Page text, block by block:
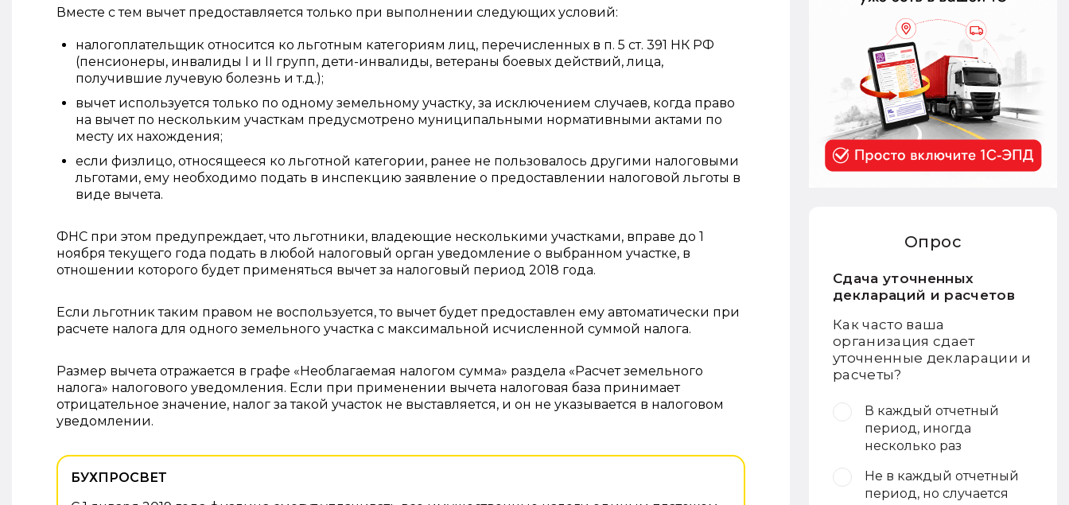
Вместе с тем вычет предоставляется только при выполнении следующих условий:
налогоплательщик относится ко льготным категориям лиц, перечисленных в п. 5 ст. 391 НК РФ
(пенсионеры, инвалиды I и II групп, дети-инвалиды, ветераны боевых действий, лица,
получившие лучевую болезнь и т.д.);
вычет используется только по одному земельному участку, за исключением случаев, когда право
на вычет по нескольким участкам предусмотрено муниципальными нормативными актами по
месту их нахождения;
если физлицо, относящееся ко льготной категории, ранее не пользовалось другими налоговыми
льготами, ему необходимо подать в инспекцию заявление о предоставлении налоговой льготы в
виде вычета.
ФНС при этом предупреждает, что льготники, владеющие несколькими участками, вправе до 1
ноября текущего года подать в любой налоговый орган уведомление о выбранном участке, в
отношении которого будет применяться вычет за налоговый период 2018 года.
Если льготник таким правом не воспользуется, то вычет будет предоставлен ему автоматически при
расчете налога для одного земельного участка с максимальной исчисленной суммой налога.
Размер вычета отражается в графе «Необлагаемая налогом сумма» раздела «Расчет земельного
налога» налогового уведомления. Если при применении вычета налоговая база принимает
отрицательное значение, налог за такой участок не выставляется, и он не указывается в налоговом
уведомлении.
БУХПРОСВЕТ
Опрос
Сдача уточненных
деклараций и расчетов
Как часто ваша
организация сдает
уточненные декларации и
расчеты?
В каждый отчетный
период, иногда
несколько раз
Не в каждый отчетный
период, но случается